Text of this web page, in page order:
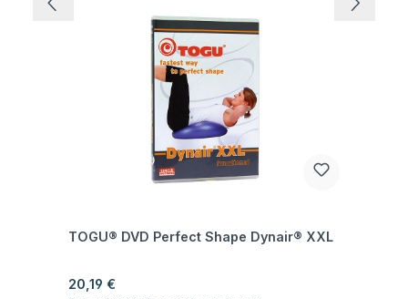
TOGU® DVD Perfect Shape Dynair® XXL
Regulärer Preis:
20,19 €